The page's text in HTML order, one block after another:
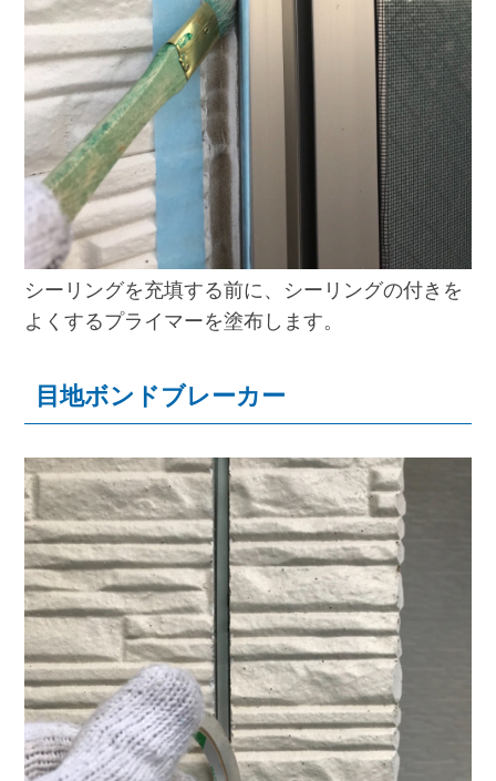
シーリングを充填する前に、シーリングの付きを
よくするプライマーを塗布します。
目地ボンドブレーカー